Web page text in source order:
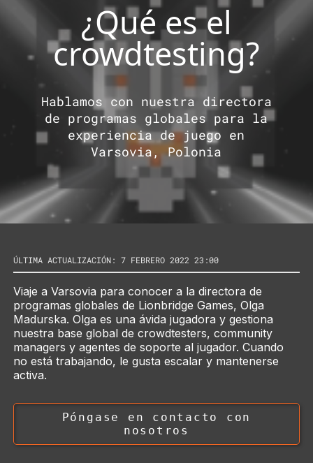
¿Qué es el
crowdtesting?
Hablamos con nuestra directora
de programas globales para la
experiencia de juego en
Varsovia, Polonia
ÚLTIMA ACTUALIZACIÓN: 7 FEBRERO 2022 23:00
Viaje a Varsovia para conocer a la directora de
programas globales de Lionbridge Games, Olga
Madurska. Olga es una ávida jugadora y gestiona
nuestra base global de crowdtesters, community
managers y agentes de soporte al jugador. Cuando
no está trabajando, le gusta escalar y mantenerse
activa.
Póngase en contacto con
nosotros